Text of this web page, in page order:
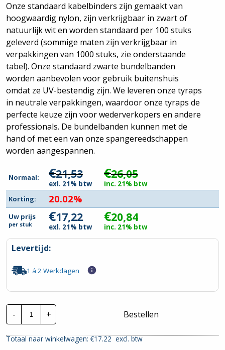
Onze standaard kabelbinders zijn gemaakt van
hoogwaardig nylon, zijn verkrijgbaar in zwart of
natuurlijk wit en worden standaard per 100 stuks
geleverd (sommige maten zijn verkrijgbaar in
verpakkingen van 1000 stuks, zie onderstaande
tabel). Onze standaard zwarte bundelbanden
worden aanbevolen voor gebruik buitenshuis
omdat ze UV-bestendig zijn. We leveren onze tyraps
in neutrale verpakkingen, waardoor onze tyraps de
perfecte keuze zijn voor wederverkopers en andere
professionals. De bundelbanden kunnen met de
hand of met een van onze spangereedschappen
worden aangespannen.
Normaal: €21,53
exl. 21% btw
€26,05
inc. 21% btw
Korting:
20.02%
Uw prijs
per stuk €17,22
exl. 21% btw
€20,84
inc. 21% btw
Levertijd:
1 á 2 Werkdagen
-
CTie
200x4.8mm
Standaard
Tyraps
+ Bestellen
Totaal naar winkelwagen: €17.22excl. btw